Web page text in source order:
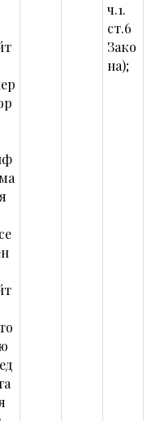
ч.1.
ст.6
Зако
на);